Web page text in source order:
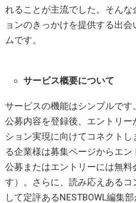
れることが主流でした。そん
ョンのきっかけを提供する出
ムです。
サービス概要について
サービスの機能はシンプルです
公募内容を登録後、エントリー
ション実現に向けてコネクト
る企業様は募集ページからエ
公募またはエントリーには無料
す）。さらに、読み応えあるコ
して定評あるNESTBOWL編集